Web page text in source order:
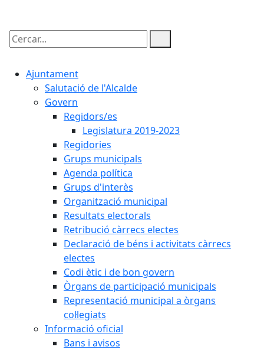
Cercar:
Ajuntament
Salutació de l'Alcalde
Govern
Regidors/es
Legislatura 2019-2023
Regidories
Grups municipals
Agenda política
Grups d'interès
Organització municipal
Resultats electorals
Retribució càrrecs electes
Declaració de béns i activitats càrrecs
electes
Codi ètic i de bon govern
Òrgans de participació municipals
Representació municipal a òrgans
col·legiats
Informació oficial
Bans i avisos